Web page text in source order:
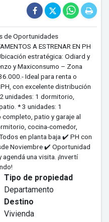
de Oportunidades
A ESTRENAR EN PH
estratégica: Odiard y
y Maxiconsumo – Zona
Ideal para renta o
con excelente distribución
unidades: 1 dormitorio,
* 3 unidades: 1
patio y garaje al
cocina-comedor,
en planta baja ✔️ PH con
Noviembre ✔️ Oportunidad
una visita. ¡Invertí
Tipo de propiedad
Departamento
Destino
Vivienda